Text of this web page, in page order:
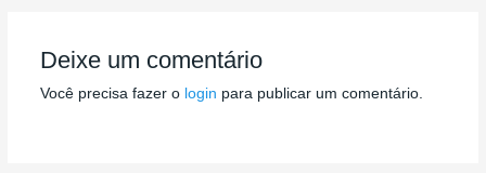
Deixe um comentário
Você precisa fazer o login para publicar um comentário.